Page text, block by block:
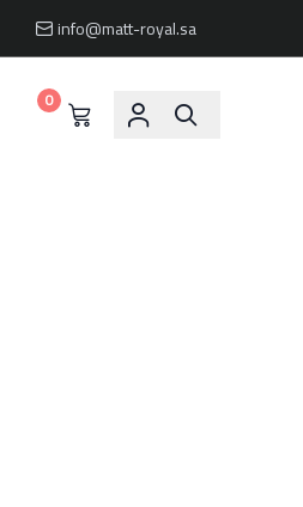
info@matt-royal.sa
0